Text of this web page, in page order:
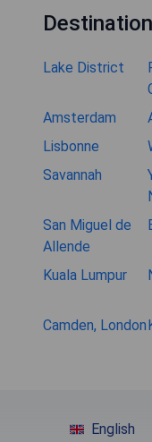
Lake District
Amsterdam
Lisbonne
Savannah
San Miguel de
Allende
Kuala Lumpur
Camden, London
English